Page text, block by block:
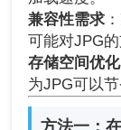
兼容性需求
可能对JPG的
存储空间优化
为JPG可以